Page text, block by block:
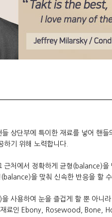
상단부에 특이한 재료를 넣어 핸들
하기 위해 노력합니다.
근처에서 정확하게 균형(balance)을
을 맞춰 신속한 반응을 할 수
사용하여 눈을 즐겁게 할 뿐 아니라
재료인 Ebony, Rosewood, Bone,